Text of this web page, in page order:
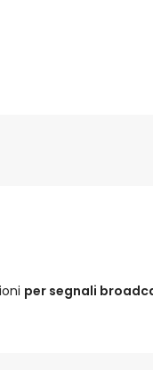
per segnali